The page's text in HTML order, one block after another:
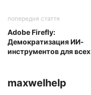
попередня стаття
Adobe Firefly:
Демократизация ИИ-
инструментов для всех
maxwelhelp